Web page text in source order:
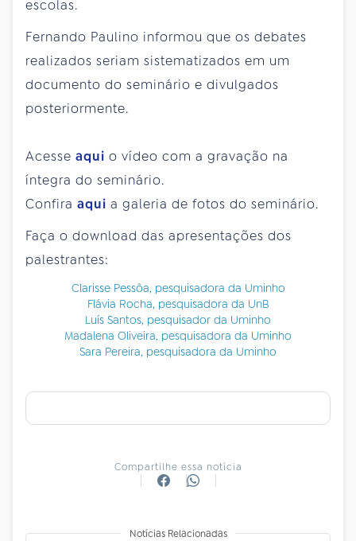
escolas.
Fernando Paulino informou que os debates
realizados seriam sistematizados em um
documento do seminário e divulgados
posteriormente.
Acesse aqui o vídeo com a gravação na
íntegra do seminário.
Confira aqui a galeria de fotos do seminário.
Faça o download das apresentações dos
palestrantes:
Clarisse Pessôa, pesquisadora da Uminho
Flávia Rocha, pesquisadora da UnB
Luís Santos, pesquisador da Uminho
Madalena Oliveira, pesquisadora da Uminho
Sara Pereira, pesquisadora da Uminho
Compartilhe essa notícia
Notícias Relacionadas